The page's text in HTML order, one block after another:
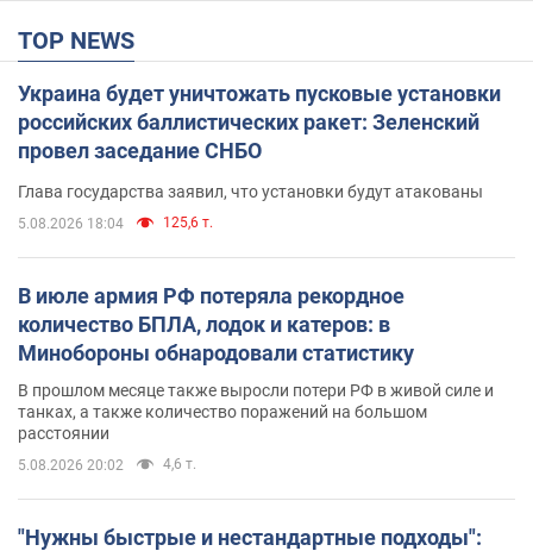
TOP NEWS
Украина будет уничтожать пусковые установки
российских баллистических ракет: Зеленский
провел заседание СНБО
Глава государства заявил, что установки будут атакованы
5.08.2026 18:04 125,6 т.
В июле армия РФ потеряла рекордное
количество БПЛА, лодок и катеров: в
Минобороны обнародовали статистику
В прошлом месяце также выросли потери РФ в живой силе и
танках, а также количество поражений на большом
расстоянии
5.08.2026 20:02 4,6 т.
"Нужны быстрые и нестандартные подходы":